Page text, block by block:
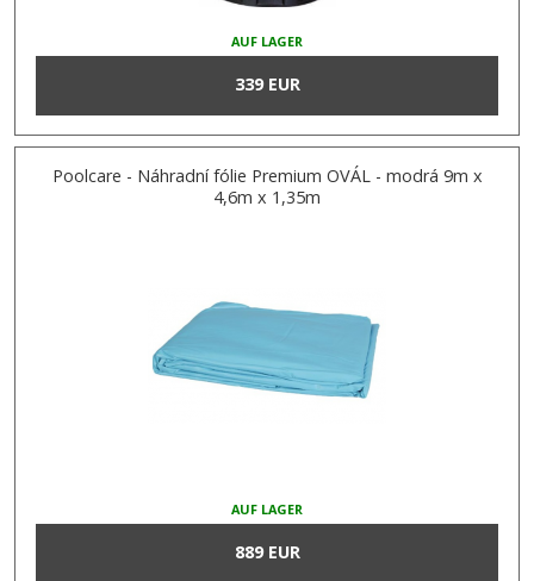
AUF LAGER
339 EUR
Poolcare - Náhradní fólie Premium OVÁL - modrá 9m x
4,6m x 1,35m
AUF LAGER
889 EUR